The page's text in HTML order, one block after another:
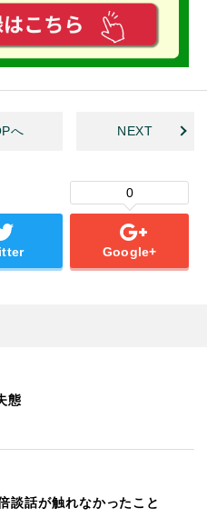
へ NEXT
0
Google+
態
倍談話が触れなかったこと